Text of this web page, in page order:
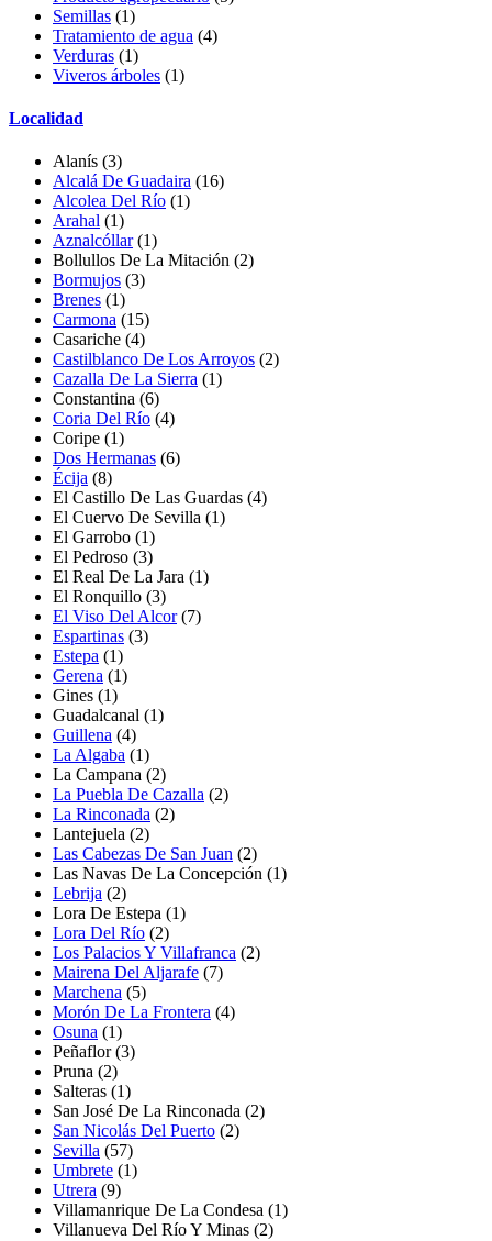
Semillas (1)
Tratamiento de agua (4)
Verduras (1)
Viveros árboles (1)
Localidad
Alanís (3)
Alcalá De Guadaira (16)
Alcolea Del Río (1)
Arahal (1)
Aznalcóllar(1)
Bollullos De La Mitación (2)
Bormujos (3)
Brenes (1)
Carmona (15)
Casariche (4)
Castilblanco De Los Arroyos (2)
Cazalla De La Sierra (1)
Constantina (6)
Coria Del Río (4)
Coripe (1)
Dos Hermanas (6)
Écija (8)
El Castillo De Las Guardas (4)
El Cuervo De Sevilla (1)
El Garrobo (1)
El Pedroso (3)
El Real De La Jara (1)
El Ronquillo (3)
El Viso Del Alcor(7)
Espartinas (3)
Estepa (1)
Gerena (1)
Gines (1)
Guadalcanal (1)
Guillena (4)
La Algaba (1)
La Campana (2)
La Puebla De Cazalla (2)
La Rinconada (2)
Lantejuela (2)
Las Cabezas De San Juan (2)
Las Navas De La Concepción (1)
Lebrija (2)
Lora De Estepa (1)
Lora Del Río (2)
Los Palacios Y Villafranca (2)
Mairena Del Aljarafe (7)
Marchena (5)
Morón De La Frontera (4)
Osuna (1)
Peñaflor(3)
Pruna (2)
Salteras (1)
San José De La Rinconada (2)
San Nicolás Del Puerto (2)
Sevilla (57)
Umbrete (1)
Utrera (9)
Villamanrique De La Condesa (1)
Villanueva Del Río Y Minas (2)